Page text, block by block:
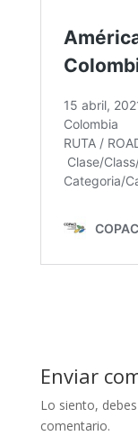
Enviar
Lo siento,
comentario.